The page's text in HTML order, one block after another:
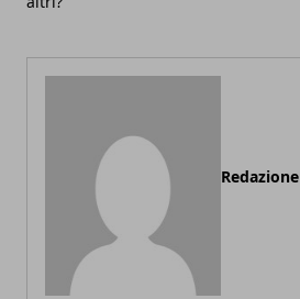
Redazione